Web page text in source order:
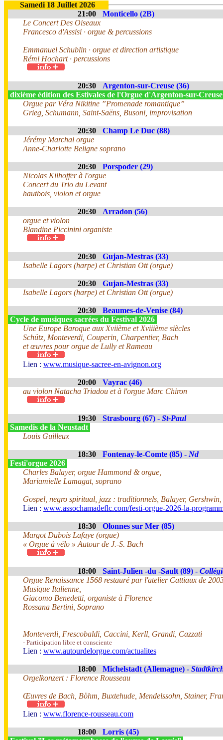
Samedi 18 Juillet 2026
21:00
Monticello (2B)
Le Concert Des Oiseaux
Francesco d'Assisi · orgue & percussions
Emmanuel Schublin · orgue et direction artistique
Rémi Hochart · percussions
20:30
Argenton-sur-Creuse (36)
dixième édition des Estivales de l'Orgue d'Argenton-sur-
Orgue par Véra Nikitine ”Promenade romantique”
Grieg, Schumann, Saint-Saëns, Busoni, improvisation
20:30
Champ Le Duc (88)
Jérémy Marchal orgue
Anne-Charlotte Beligne soprano
20:30
Porspoder (29)
Nicolas Kilhoffer à l'orgue
Concert du Trio du Levant
hautbois, violon et orgue
20:30
Arradon (56)
orgue et violon
Blandine Piccinini organiste
20:30
Gujan-Mestras (33)
Isabelle Lagors (harpe) et Christian Ott (orgue)
20:30
Gujan-Mestras (33)
Isabelle Lagors (harpe) et Christian Ott (orgue)
20:30
Beaumes-de-Venise (84)
Cycle de musiques sacrées du Festival 2026
Une Europe Baroque aux Xviième et Xviiième siècles
Schütz, Monteverdi, Couperin, Charpentier, Bach
et œuvres pour orgue de Lully et Rameau
Lien : www.musique-sacree-en-avignon.org
20:00
Vayrac (46)
au violon Natacha Triadou et à l'orgue Marc Chiron
19:30 Strasbourg (67) - St-Paul
Samedis de la Neustadt
Louis Guilleux
18:30 Fontenay-le-Comte (85) - Nd
Festi'orgue 2026
Charles Balayer, orgue Hammond & orgue,
Mariamielle Lamagat, soprano
Gospel, negro spiritual, jazz : traditionnels, Balayer, Gershwin,
Lien : www.assochamadeflc.com/festi-orgue-2026-la-
18:30
Olonnes sur Mer (85)
Margot Dubois Lafaye (orgue)
« Orgue à vélo » Autour de J.-S. Bach
18:00 Saint-Julien -du -Sault (89) -
Orgue Renaissance 1568 restauré par l'atelier Cattiaux de
Musique Italienne,
Giacomo Benedetti, organiste à Florence
Rossana Bertini, Soprano
Monteverdi, Frescobaldi, Caccini, Kerll, Grandi, Cazzati
- Participation libre et consciente
Lien : www.autourdelorgue.com/actualites
18:00 Michelstadt (Allemagne) -
Orgelkonzert : Florence Rousseau
Œuvres de Bach, Böhm, Buxtehude, Mendelssohn, Stainer,
Lien : www.florence-rousseau.com
18:00
Lorris (45)